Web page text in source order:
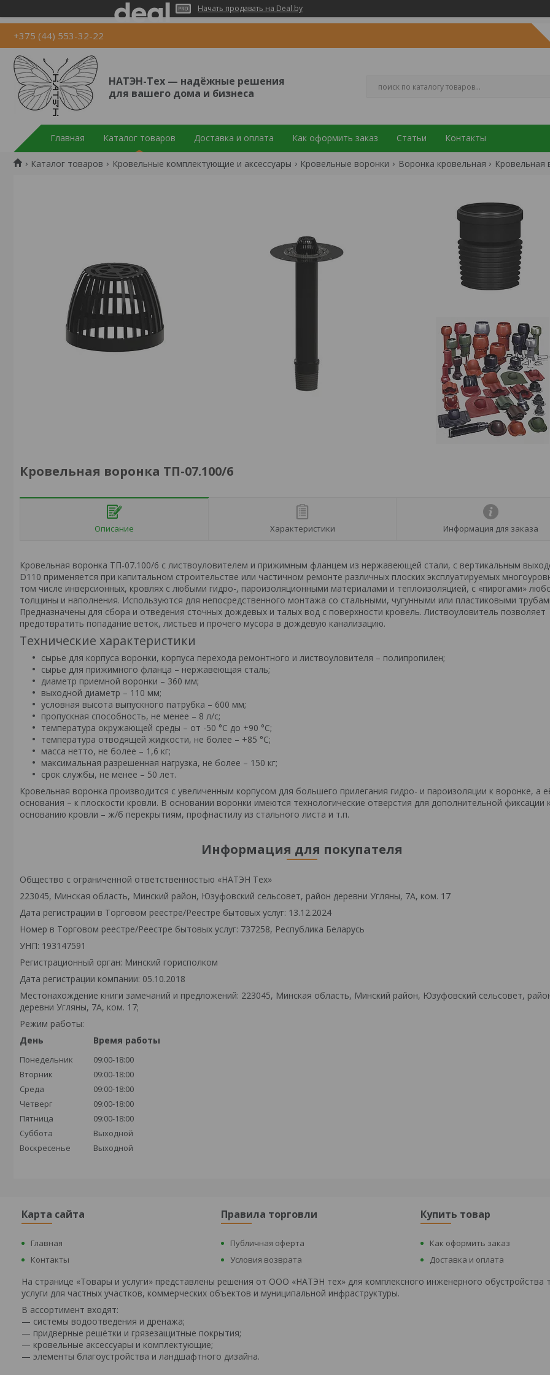
Начать продавать на Deal.by
+375 (44) 553-32-22
НАТЭН-Тех — надёжные решения
для вашего дома и бизнеса
Главная Каталог товаров Доставка и оплата Как оформить заказ Статьи Контакты
Каталог товаров Кровельные комплектующие и аксессуары Кровельные воронки Воронка кровельная Кровельная
Кровельная воронка ТП-07.100/6
Описание Характеристики Информация для заказа
Кровельная воронка ТП-07.100/6 с листвоуловителем и прижимным фланцем из нержавеющей стали, с вертикальным
D110 применяется при капитальном строительстве или частичном ремонте различных плоских эксплуатируемых
том числе инверсионных, кровлях с любыми гидро-, пароизоляционными материалами и теплоизоляцией, с «пирогами»
толщины и наполнения. Используются для непосредственного монтажа со стальными, чугунными или пластиковыми
Предназначены для сбора и отведения сточных дождевых и талых вод с поверхности кровель. Листвоуловитель позволяет
предотвратить попадание веток, листьев и прочего мусора в дождевую канализацию.
Технические характеристики
сырье для корпуса воронки, корпуса перехода ремонтного и листвоуловителя – полипропилен;
сырье для прижимного фланца – нержавеющая сталь;
диаметр приемной воронки – 360 мм;
выходной диаметр – 110 мм;
условная высота выпускного патрубка – 600 мм;
пропускная способность, не менее – 8 л/с;
температура окружающей среды – от -50 °С до +90 °С;
температура отводящей жидкости, не более – +85 °С;
масса нетто, не более – 1,6 кг;
максимальная разрешенная нагрузка, не более – 150 кг;
срок службы, не менее – 50 лет.
Кровельная воронка производится с увеличенным корпусом для большего прилегания гидро- и пароизоляции к воронке, а
основания – к плоскости кровли. В основании воронки имеются технологические отверстия для дополнительной фиксации
основанию кровли – ж/б перекрытиям, профнастилу из стального листа и т.п.
Информация для покупателя
Общество с ограниченной ответственностью «НАТЭН Тех»
223045, Минская область, Минский район, Юзуфовский сельсовет, район деревни Угляны, 7А, ком. 17
Дата регистрации в Торговом реестре/Реестре бытовых услуг: 13.12.2024
Номер в Торговом реестре/Реестре бытовых услуг: 737258, Республика Беларусь
УНП: 193147591
Регистрационный орган: Минский горисполком
Дата регистрации компании: 05.10.2018
Местонахождение книги замечаний и предложений: 223045, Минская область, Минский район, Юзуфовский сельсовет,
деревни Угляны, 7А, ком. 17;
Режим работы:
День
Время работы
Понедельник
09:00-18:00
Вторник
09:00-18:00
Среда
09:00-18:00
Четверг
09:00-18:00
Пятница
09:00-18:00
Суббота
Выходной
Воскресенье
Выходной
Карта сайта
Главная
Контакты
Правила торговли
Публичная оферта
Условия возврата
Купить товар
Как оформить заказ
Доставка и оплата
На странице «Товары и услуги» представлены решения от ООО «НАТЭН тех» для комплексного инженерного
услуги для частных участков, коммерческих объектов и муниципальной инфраструктуры.
В ассортимент входят:
— системы водоотведения и дренажа;
— придверные решётки и грязезащитные покрытия;
— кровельные аксессуары и комплектующие;
— элементы благоустройства и ландшафтного дизайна.